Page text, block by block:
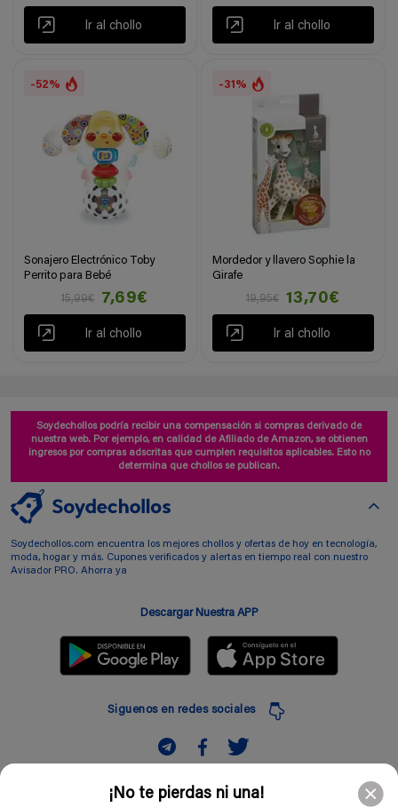
¡No te pierdas ni una!
Ir al chollo Ir al chollo
-52%
Sonajero Electrónico Toby
Perrito para Bebé
15,99€
7,69€
Ir al chollo
-31%
Mordedor y llavero Sophie la
Girafe
19,95€
13,70€
Ir al chollo
Soydechollos podría recibir una compensación si compras derivado de
nuestra web. Por ejemplo, en calidad de Afiliado de Amazon, se obtienen
ingresos por compras adscritas que cumplen requisitos aplicables. Esto no
determina que chollos se publican.
Soydechollos.com encuentra los mejores chollos y ofertas de hoy en tecnología,
moda, hogar y más. Cupones verificados y alertas en tiempo real con nuestro
Avisador PRO. Ahorra ya
Descargar Nuestra APP
Siguenos en redes sociales
Suscribir